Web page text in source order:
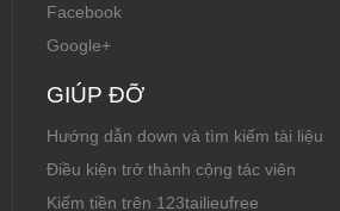
Facebook
Google+
GIÚP ĐỠ
Hướng dẫn down và tìm kiếm tài liệu
Điều kiện trở thành cộng tác viên
Kiếm tiền trên 123tailieufree